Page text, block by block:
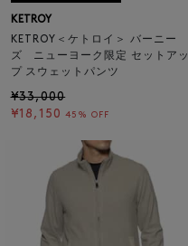
KETROY
KETROY＜ケトロイ＞ バーニー
ズ ニューヨーク限定 セットアッ
プ スウェットパンツ
¥33,000
¥18,150 45% OFF